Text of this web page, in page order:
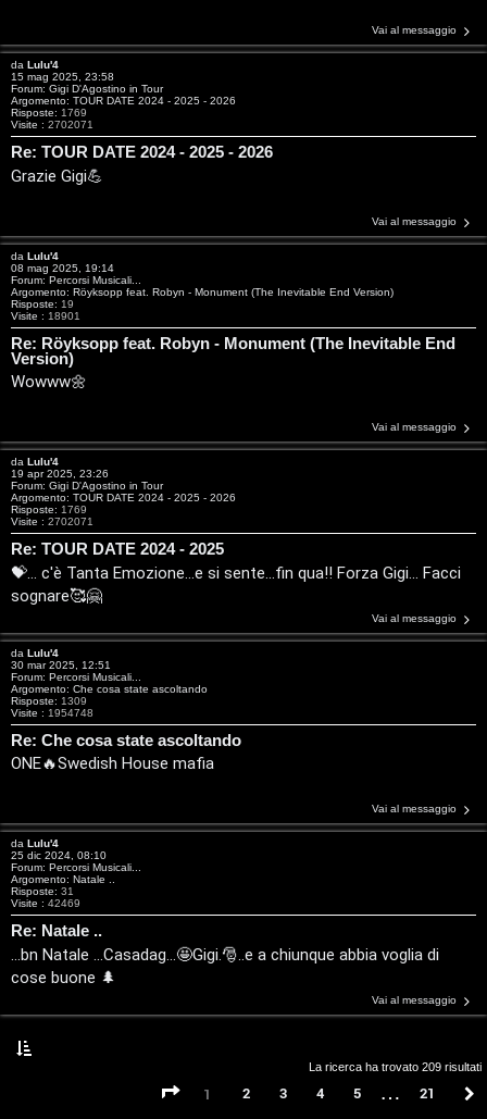
r
g
o
m
n
t
i
a
t
i
v
i
e
r
c
a
F
A
Q
Vai al messaggio
da Lulu'4
15 mag 2025, 23:58
Forum: Gigi D'Agostino in Tour
Argomento: TOUR DATE 2024 - 2025 - 2026
Risposte: 1769
Visite : 2702071
Re: TOUR DATE 2024 - 2025 - 2026
Grazie Gigi💪
Vai al messaggio
da Lulu'4
08 mag 2025, 19:14
Forum: Percorsi Musicali...
Argomento: Röyksopp feat. Robyn - Monument (The Inevitable End Version)
Risposte: 19
Visite : 18901
Re: Röyksopp feat. Robyn - Monument (The Inevitable End
Version)
Wowww🌼
Vai al messaggio
da Lulu'4
19 apr 2025, 23:26
Forum: Gigi D'Agostino in Tour
Argomento: TOUR DATE 2024 - 2025 - 2026
Risposte: 1769
Visite : 2702071
Re: TOUR DATE 2024 - 2025
💝... c'è Tanta Emozione...e si sente...fin qua!! Forza Gigi... Facci
sognare🥰🤗
Vai al messaggio
da Lulu'4
30 mar 2025, 12:51
Forum: Percorsi Musicali...
Argomento: Che cosa state ascoltando
Risposte: 1309
Visite : 1954748
Re: Che cosa state ascoltando
ONE🔥Swedish House mafia
Vai al messaggio
da Lulu'4
25 dic 2024, 08:10
Forum: Percorsi Musicali...
Argomento: Natale ..
Risposte: 31
Visite : 42469
Re: Natale ..
...bn Natale ...Casadag...🤩Gigi.🎅..e a chiunque abbia voglia di
cose buone 🌲
Vai al messaggio
La ricerca ha trovato 209 risultati
Pagina di
1 2 3 4 5 … 21
i
n
T
o
r
M
u
s
i
c
a
:
C
D
V
i
n
i
i
/
D
i
g
i
t